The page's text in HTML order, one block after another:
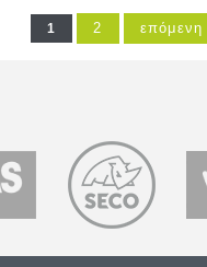
1 2 επόμενη